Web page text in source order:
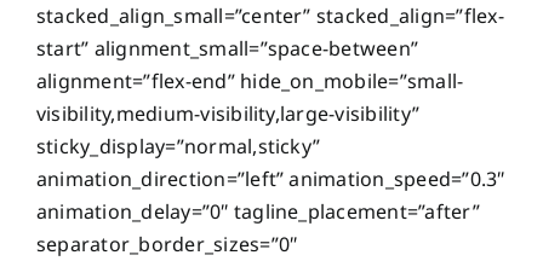
stacked_align_small=”center” stacked_align=”flex-
start” alignment_small=”space-between”
alignment=”flex-end” hide_on_mobile=”small-
visibility,medium-visibility,large-visibility”
sticky_display=”normal,sticky”
animation_direction=”left” animation_speed=”0.3″
animation_delay=”0″ tagline_placement=”after”
separator_border_sizes=”0″